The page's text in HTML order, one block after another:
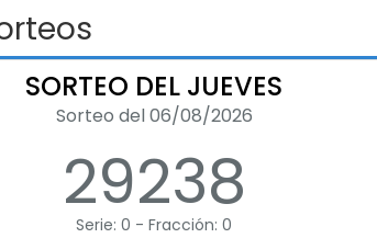
SORTEO DEL JUEVES
Sorteo del 06/08/2026
29238
Serie: 0 - Fracción: 0